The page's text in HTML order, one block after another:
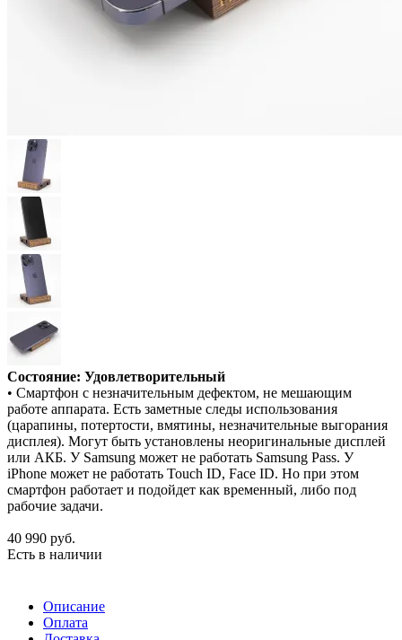
Состояние: Удовлетворительный
• Смартфон с незначительным дефектом, не мешающим
работе аппарата. Есть заметные следы использования
(царапины, потертости, вмятины, незначительные выгорания
дисплея). Могут быть установлены неоригинальные дисплей
или АКБ. У Samsung может не работать Samsung Pass. У
iPhone может не работать Touch ID, Face ID. Но при этом
смартфон работает и подойдет как временный, либо под
рабочие задачи.
40 990 руб.
Есть в наличии
Описание
Оплата